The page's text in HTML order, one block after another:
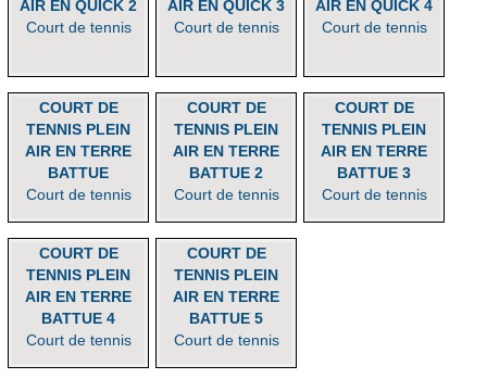
AIR EN QUICK 2
Court de tennis
AIR EN QUICK 3
Court de tennis
AIR EN QUICK 4
Court de tennis
COURT DE
TENNIS PLEIN
AIR EN TERRE
BATTUE
Court de tennis
COURT DE
TENNIS PLEIN
AIR EN TERRE
BATTUE 2
Court de tennis
COURT DE
TENNIS PLEIN
AIR EN TERRE
BATTUE 3
Court de tennis
COURT DE
TENNIS PLEIN
AIR EN TERRE
BATTUE 4
Court de tennis
COURT DE
TENNIS PLEIN
AIR EN TERRE
BATTUE 5
Court de tennis